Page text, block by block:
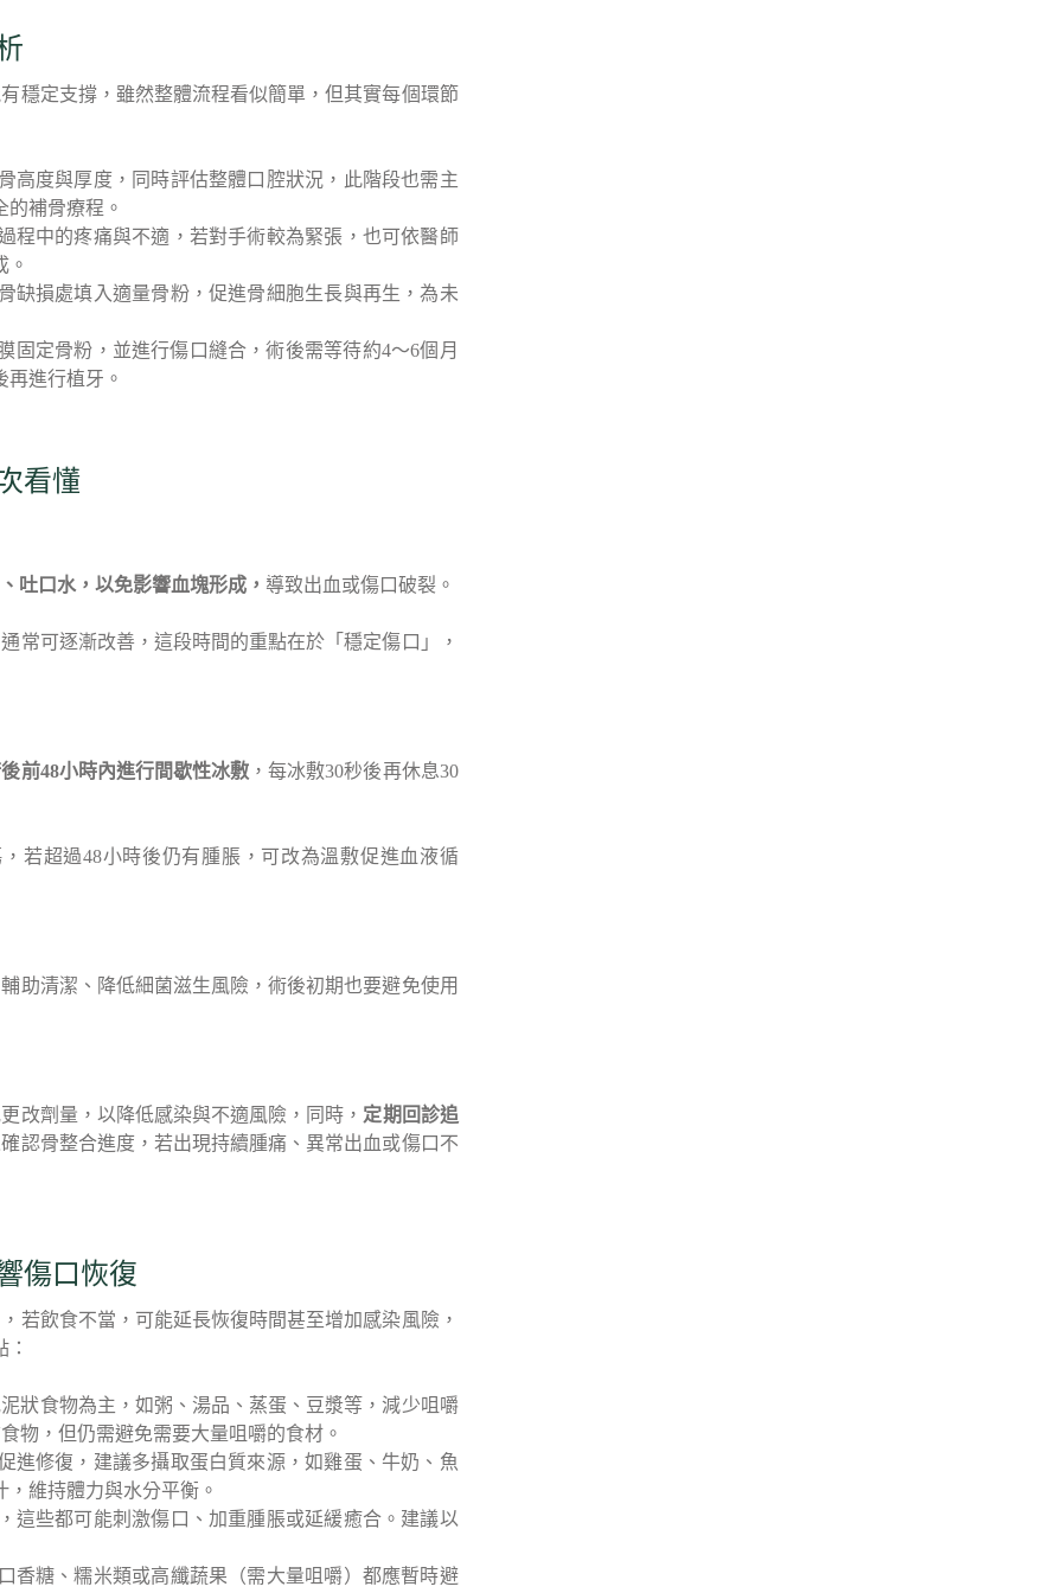
穩定支撐，雖然整體流程看似簡單，但其實每個環節
高度與厚度，同時評估整體口腔狀況，此階段也需主
補骨療程。
程中的疼痛與不適，若對手術較為緊張，也可依醫師
。
缺損處填入適量骨粉，促進骨細胞生長與再生，為未
固定骨粉，並進行傷口縫合，術後需等待約4～6個月
進行植牙。
看懂
吐口水，以免影響血塊形成， 導致出血或傷口破裂。
常可逐漸改善，這段時間的重點在於「穩定傷口」，
前48小時內進行間歇性冰敷 ，每冰敷30秒後再休息30
若超過48小時後仍有腫脹，可改為溫敷促進血液循
助清潔、降低細菌滋生風險，術後初期也要避免使用
改劑量，以降低感染與不適風險，同時， 定期回診追
認骨整合進度，若出現持續腫痛、異常出血或傷口不
傷口恢復
若飲食不當，可能延長恢復時間甚至增加感染風險，
：
狀食物為主，如粥、湯品、蒸蛋、豆漿等，減少咀嚼
物，但仍需避免需要大量咀嚼的食材。
進修復，建議多攝取蛋白質來源，如雞蛋、牛奶、魚
維持體力與水分平衡。
這些都可能刺激傷口、加重腫脹或延緩癒合。建議以
香糖、糯米類或高纖蔬果（需大量咀嚼）都應暫時避